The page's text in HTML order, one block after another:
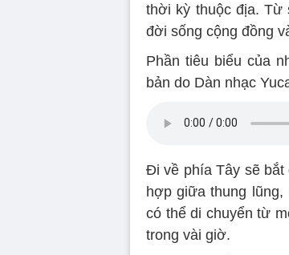
thời kỳ thuộc địa. Từ
đời sống cộng đồng
Phần tiêu biểu của
bản do Dàn nhạc
Đi về phía Tây sẽ bắt
hợp giữa thung lũng,
có thể di chuyển từ
trong vài giờ.